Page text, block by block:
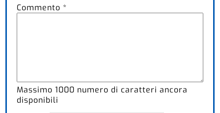
Commento *
Massimo1000 numero di caratteri ancora
disponibili